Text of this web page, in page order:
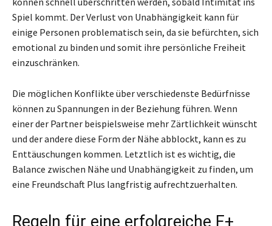
Spiel kommt. Der Verlust von Unabhängigkeit kann für
einige Personen problematisch sein, da sie befürchten, sich
emotional zu binden und somit ihre persönliche Freiheit
einzuschränken.
Die möglichen Konflikte über verschiedenste Bedürfnisse
können zu Spannungen in der Beziehung führen. Wenn
einer der Partner beispielsweise mehr Zärtlichkeit wünscht
und der andere diese Form der Nähe abblockt, kann es zu
Enttäuschungen kommen. Letztlich ist es wichtig, die
Balance zwischen Nähe und Unabhängigkeit zu finden, um
eine Freundschaft Plus langfristig aufrechtzuerhalten.
Regeln für eine erfolgreiche F+